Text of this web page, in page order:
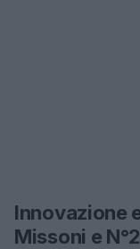
Innovazione
Missoni e